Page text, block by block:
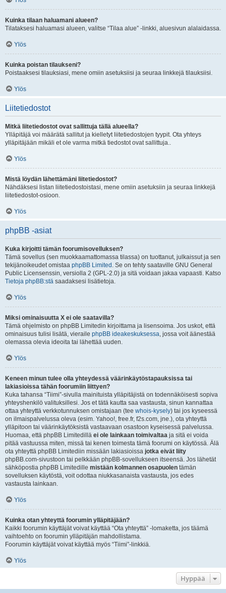
Kuinka tilaan haluamani alueen?
Tilataksesi haluamasi alueen, valitse “Tilaa alue” -linkki, aluesivun alalaidassa.
Ylös
Kuinka poistan tilaukseni?
Poistaaksesi tilauksiasi, mene omiin asetuksiisi ja seuraa linkkejä tilauksiisi.
Ylös
Liitetiedostot
Mitkä liitetiedostot ovat sallittuja tällä alueella?
Ylläpitäjä voi määrätä sallitut ja kielletyt liitetiedostojen tyypit. Ota yhteys
ylläpitäjään mikäli et ole varma mitkä tiedostot ovat sallittuja..
Ylös
Mistä löydän lähettämäni liitetiedostot?
Nähdäksesi listan liitetiedostoistasi, mene omiin asetuksiin ja seuraa linkkejä
liitetiedostot-osioon.
Ylös
phpBB -asiat
Kuka kirjoitti tämän foorumisovelluksen?
Tämä sovellus (sen muokkaamattomassa tilassa) on tuottanut, julkaissut ja sen
tekijänoikeudet omistaa phpBB Limited . Se on tehty saataville GNU General
Public Licensenssin, versiolla 2 (GPL-2.0) ja sitä voidaan jakaa vapaasti. Katso
Tietoja phpBB:stä saadaksesi lisätietoja.
Ylös
Miksi ominaisuutta X ei ole saatavilla?
Tämä ohjelmisto on phpBB Limitedin kirjoittama ja lisensoima. Jos uskot, että
ominaisuus tulisi lisätä, vieraile phpBB ideakeskuksessa, jossa voit äänestää
olemassa olevia ideoita tai lähettää uuden.
Ylös
Keneen minun tulee olla yhteydessä väärinkäytöstapauksissa tai
lakiasioissa tähän foorumiin liittyen?
Kuka tahansa “Tiimi”-sivulla mainituista ylläpitäjistä on todennäköisesti sopiva
yhteyshenkilö valituksillesi. Jos et tätä kautta saa vastausta, sinun kannattaa
ottaa yhteyttä verkkotunnuksen omistajaan (tee whois-kysely) tai jos kyseessä
on ilmaispalvelussa oleva (esim. Yahoo!, free.fr, f2s.com, jne.), ota yhteyttä
ylläpitoon tai väärinkäytöksistä vastaavaan osastoon kyseisessä palvelussa.
Huomaa, että phpBB Limitedillä ei ole lainkaan toimivaltaa ja sitä ei voida
pitää vastuussa miten, missä tai kenen toimesta tämä foorumi on käytössä. Älä
ota yhteyttä phpBB Limitediin missään lakiasioissa jotka eivät liity
phpBB.com-sivustoon tai pelkkään phpBB-sovellukseen itseensä. Jos lähetät
sähköpostia phpBB Limitedille mistään kolmannen osapuolen tämän
sovelluksen käytöstä, voit odottaa niukkasanaista vastausta, jos edes
vastausta lainkaan.
Ylös
Kuinka otan yhteyttä foorumin ylläpitäjään?
Kaikki foorumin käyttäjät voivat käyttää “Ota yhteyttä” -lomaketta, jos täämä
vaihtoehto on foorumin ylläpitäjän mahdollistama.
Foorumin käyttäjät voivat käyttää myös “Tiimi”-linkkiä.
Ylös
Hyppää